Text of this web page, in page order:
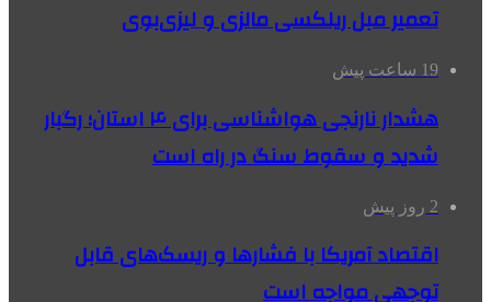
تعمیر مبل ریلکسی مالزی و لیزی‌بوی
19 ساعت پیش
هشدار نارنجی هواشناسی برای ۴ استان؛ رگبار
شدید و سقوط سنگ در راه است
2 روز پیش
اقتصاد آمریکا با فشارها و ریسک‌های قابل
توجهی مواجه است